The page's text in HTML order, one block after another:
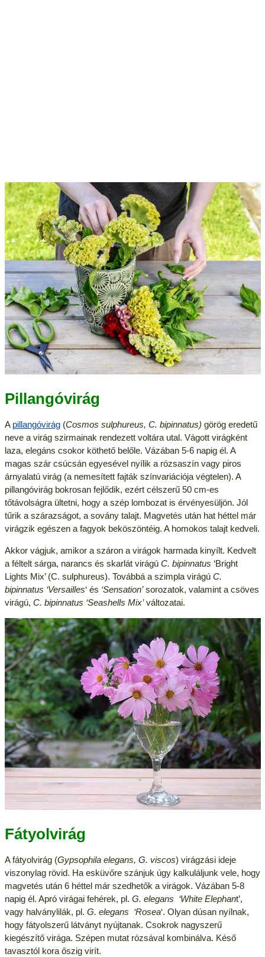
Pillangóvirág
A pillangóvirág(Cosmos sulphureus, C. bipinnatus) görög eredetű
neve a virág szirmainak rendezett voltára utal. Vágott virágként
laza, elegáns csokor köthető belőle. Vázában 5-6 napig él. A
magas szár csúcsán egyesével nyílik a rózsaszín vagy piros
árnyalatú virág (a nemesített fajták színvariációja végtelen). A
pillangóvirág bokrosan fejlődik, ezért célszerű 50 cm-es
tőtávolságra ültetni, hogy a szép lombozat is érvényesüljön. Jól
tűrik a szárazságot, a sovány talajt. Magvetés után hat héttel már
virágzik egészen a fagyok beköszöntéig. A homokos talajt kedveli.
Akkor vágjuk, amikor a száron a virágok harmada kinyílt. Kedvelt
a féltelt sárga, narancs és skarlát virágú C. bipinnatus ‘Bright
Lights Mix’ (C. sulphureus). Továbbá a szimpla virágú C.
bipinnatus ‘Versailles‘ és ‘Sensation’sorozatok, valamint a csöves
virágú, C. bipinnatus ‘Seashells Mix’változatai.
Fátyolvirág
A fátyolvirág (Gypsophila elegans, G. viscos) virágzási ideje
viszonylag rövid. Ha esküvőre szánjuk úgy kalkuláljunk vele, hogy
magvetés után 6 héttel már szedhetők a virágok. Vázában 5-8
napig él. Apró virágai fehérek, pl. G. elegans ‘White Elephant’,
vagy halványlilák, pl. G. elegans ‘Rosea‘. Olyan dúsan nyílnak,
hogy fátyolszerű látványt nyújtanak. Csokrok nagyszerű
kiegészítő virága. Szépen mutat rózsával kombinálva. Késő
tavasztól kora őszig virít.